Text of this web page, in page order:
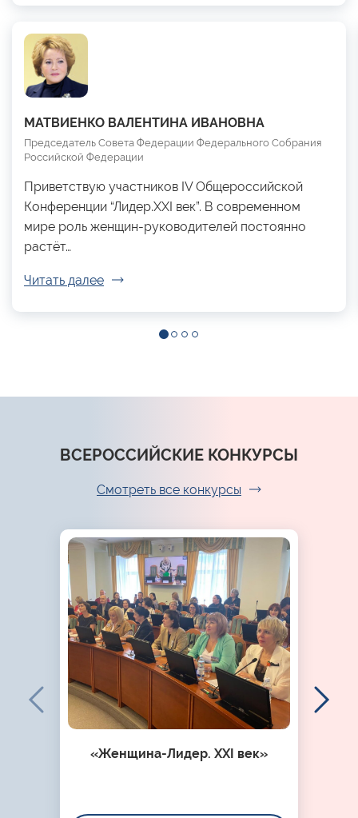
МАТВИЕНКО ВАЛЕНТИНА ИВАНОВНА
Председатель Совета Федерации Федерального Собрания
Российской Федерации
Приветствую участников IV Общероссийской
Конференции “Лидер.XXI век”. В современном
мире роль женщин-руководителей постоянно
растёт…
Читать далее
ВСЕРОССИЙСКИЕ КОНКУРСЫ
Смотреть все конкурсы
«Женщина-Лидер. XXI век»